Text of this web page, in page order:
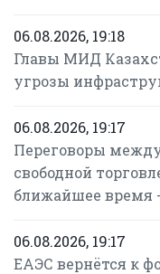
06.08.2026, 19:18
Главы МИД
угрозы
06.08.2026, 19:17
Переговоры
свободной
ближайшее время
06.08.2026, 19:17
ЕАЭС вернётся к